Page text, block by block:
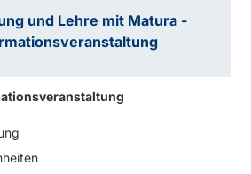
und Lehre mit Matura -